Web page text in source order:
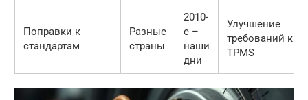
Поправки к
стандартам
Разные
страны
2010-
е –
наши
дни
Улучшение
требований к
TPMS